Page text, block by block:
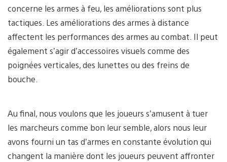
concerne les armes à feu, les améliorations sont plus
tactiques. Les améliorations des armes à distance
affectent les performances des armes au combat. Il peut
également s’agir d’accessoires visuels comme des
poignées verticales, des lunettes ou des freins de
bouche.
Au final, nous voulons que les joueurs s’amusent à tuer
les marcheurs comme bon leur semble, alors nous leur
avons fourni un tas d’armes en constante évolution qui
changent la manière dont les joueurs peuvent affronter